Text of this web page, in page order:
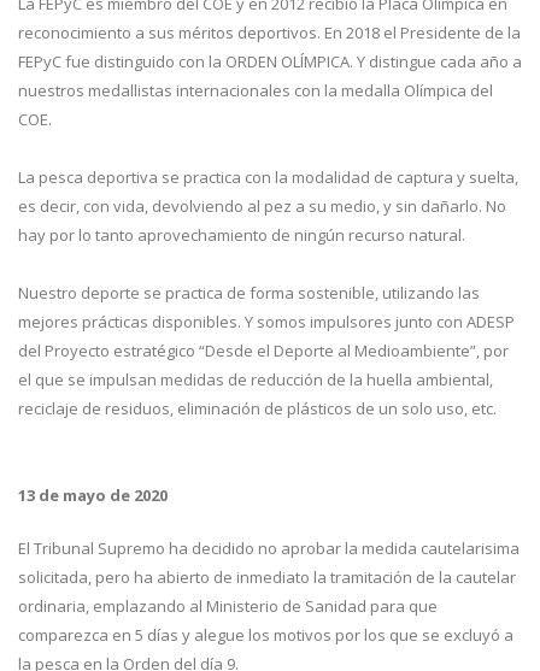
reconocimiento a sus méritos deportivos. En 2018 el Presidente de la
FEPyC fue distinguido con la ORDEN OLÍMPICA. Y distingue cada año a
nuestros medallistas internacionales con la medalla Olímpica del
COE.
La pesca deportiva se practica con la modalidad de captura y suelta,
es decir, con vida, devolviendo al pez a su medio, y sin dañarlo. No
hay por lo tanto aprovechamiento de ningún recurso natural.
Nuestro deporte se practica de forma sostenible, utilizando las
mejores prácticas disponibles. Y somos impulsores junto con ADESP
del Proyecto estratégico “Desde el Deporte al Medioambiente”, por
el que se impulsan medidas de reducción de la huella ambiental,
reciclaje de residuos, eliminación de plásticos de un solo uso, etc.
13 de mayo de 2020
El Tribunal Supremo ha decidido no aprobar la medida cautelarisima
solicitada, pero ha abierto de inmediato la tramitación de la cautelar
ordinaria, emplazando al Ministerio de Sanidad para que
comparezca en 5 días y alegue los motivos por los que se excluyó a
la pesca en la Orden del día 9.